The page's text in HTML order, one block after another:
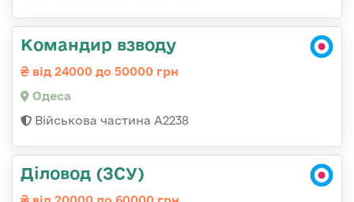
Командир взводу
від 24000 до 50000 грн
Одеса
Військова частина А2238
Діловод (ЗСУ)